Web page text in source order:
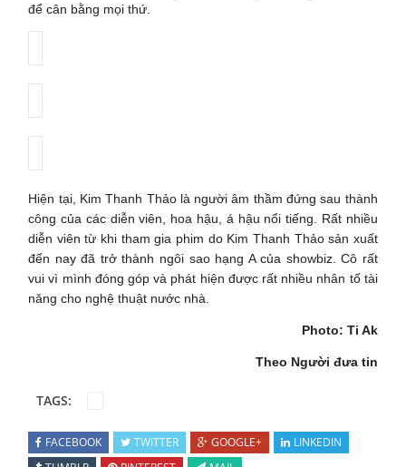
để cân bằng mọi thứ.
Hiện tại, Kim Thanh Thảo là người âm thầm đứng sau thành
công của các diễn viên, hoa hậu, á hậu nổi tiếng. Rất nhiều
diễn viên từ khi tham gia phim do Kim Thanh Thảo sản xuất
đến nay đã trở thành ngôi sao hạng A của showbiz. Cô rất
vui vì mình đóng góp và phát hiện được rất nhiều nhân tố tài
năng cho nghệ thuật nước nhà.
Photo: Ti Ak
Theo Người đưa tin
TAGS:
FACEBOOK TWITTER GOOGLE+
LINKEDIN